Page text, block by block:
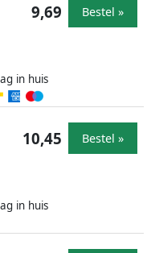
in huis
9,69 Bestel »
in huis
10,45 Bestel »